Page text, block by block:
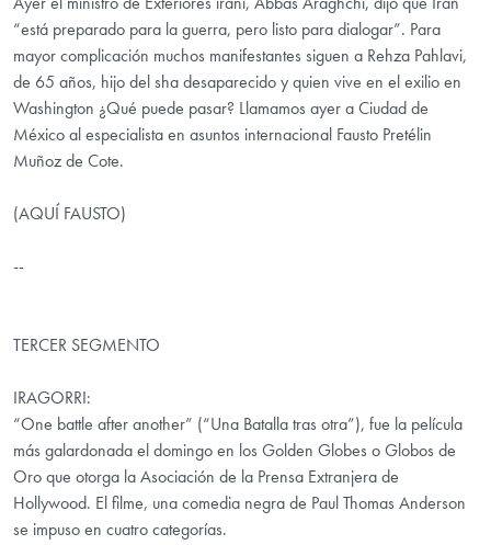
“está preparado para la guerra, pero listo para dialogar”. Para
mayor complicación muchos manifestantes siguen a Rehza Pahlavi,
de 65 años, hijo del sha desaparecido y quien vive en el exilio en
Washington ¿Qué puede pasar? Llamamos ayer a Ciudad de
México al especialista en asuntos internacional Fausto Pretélin
Muñoz de Cote.
(AQUÍ FAUSTO)
--
TERCER SEGMENTO
IRAGORRI:
“One battle after another” (“Una Batalla tras otra”), fue la película
más galardonada el domingo en los Golden Globes o Globos de
Oro que otorga la Asociación de la Prensa Extranjera de
Hollywood. El filme, una comedia negra de Paul Thomas Anderson
se impuso en cuatro categorías.